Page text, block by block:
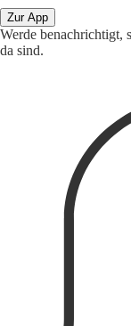
Zur App
Werde benachrichtigt,
da sind.